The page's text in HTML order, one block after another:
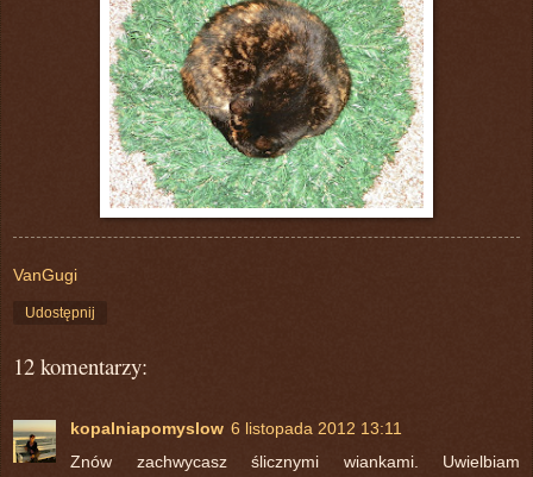
VanGugi
Udostępnij
12 komentarzy:
kopalniapomyslow 6 listopada 2012 13:11
Znów zachwycasz ślicznymi wiankami. Uwielbiam